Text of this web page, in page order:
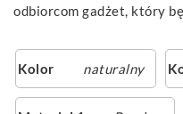
odbiorcom gadżet, który
Kolor naturalny